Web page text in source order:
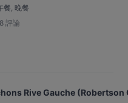
餐, 晚餐
8 評論
Rive Gauche (Robertson